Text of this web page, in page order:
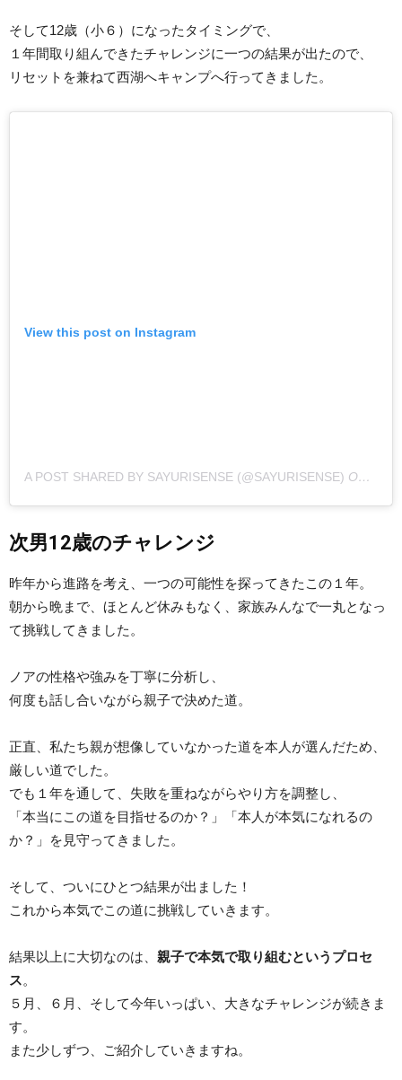
そして12歳（小６）になったタイミングで、
１年間取り組んできたチャレンジに一つの結果が出たので、
リセットを兼ねて西湖へキャンプへ行ってきました。
View this post on Instagram
A POST SHARED BY SAYURISENSE (@SAYURISENSE) ON
次男12歳のチャレンジ
昨年から進路を考え、一つの可能性を探ってきたこの１年。
朝から晩まで、ほとんど休みもなく、家族みんなで一丸となっ
て挑戦してきました。
ノアの性格や強みを丁寧に分析し、
何度も話し合いながら親子で決めた道。
正直、私たち親が想像していなかった道を本人が選んだため、
厳しい道でした。
でも１年を通して、失敗を重ねながらやり方を調整し、
「本当にこの道を目指せるのか？」「本人が本気になれるの
か？」を見守ってきました。
そして、ついにひとつ結果が出ました！
これから本気でこの道に挑戦していきます。
結果以上に大切なのは、 親子で本気で取り組むというプロセ
ス。
５月、６月、そして今年いっぱい、大きなチャレンジが続きま
す。
また少しずつ、ご紹介していきますね。